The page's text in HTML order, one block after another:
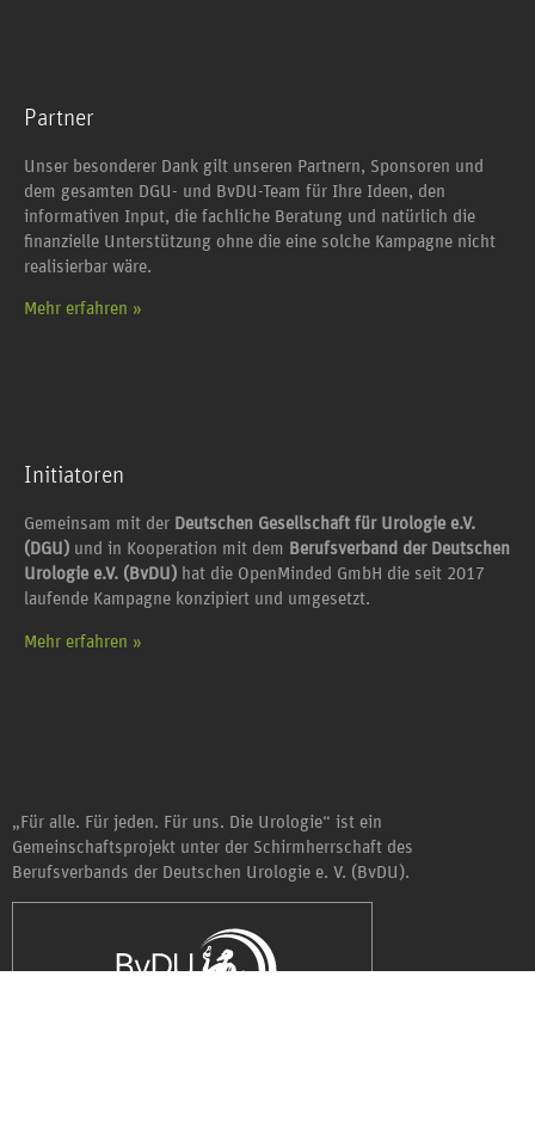
Partner
Unser besonderer Dank gilt unseren Partnern, Sponsoren und
dem gesamten DGU- und BvDU-Team für Ihre Ideen, den
informativen Input, die fachliche Beratung und natürlich die
finanzielle Unterstützung ohne die eine solche Kampagne nicht
realisierbar wäre.
Mehr erfahren »
Initiatoren
Gemeinsam mit der Deutschen Gesellschaft für Urologie e.V.
(DGU) und in Kooperation mit dem Berufsverband der Deutschen
Urologie e.V. (BvDU) hat die OpenMinded GmbH die seit 2017
laufende Kampagne konzipiert und umgesetzt.
Mehr erfahren »
„Für alle. Für jeden. Für uns. Die Urologie“ ist ein
Gemeinschaftsprojekt unter der Schirmherrschaft des
Berufsverbands der Deutschen Urologie e. V. (BvDU).